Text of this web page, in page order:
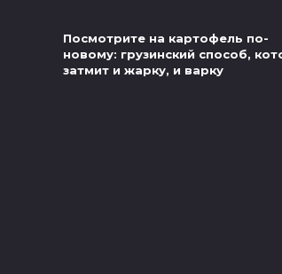
Посмотрите на картофель по-
новому: грузинский способ,
затмит и жарку, и варку